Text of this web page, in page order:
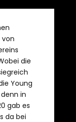
die
Young
in
gab es
da bei